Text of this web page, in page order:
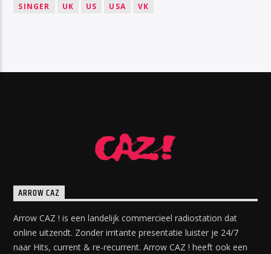
SINGER
UK US USA VK
ARROW CAZ
Arrow CAZ ! is een landelijk commercieel radiostation dat
online uitzendt. Zonder irritante presentatie luister je 24/7
naar Hits, current & re-recurrent. Arrow CAZ ! heeft ook een